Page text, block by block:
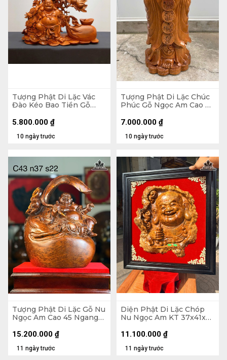
Tượng Phật Di Lặc Vác
Đào Kéo Bao Tiền Gỗ
Sâu 18 (cm)
10 ngày trước
5.800.000 ₫
Tượng Phật Di Lặc Chúc
Phúc Gỗ Ngọc Am Cao 90
10 ngày trước
7.000.000 ₫
Tượng Phật Di Lặc Gỗ Nu
Ngọc Am Cao 45 Ngang
11 ngày trước
15.200.000 ₫
Diện Phật Di Lặc Chóp
Nu Ngọc Am KT 37x41x7
11 ngày trước
11.100.000 ₫